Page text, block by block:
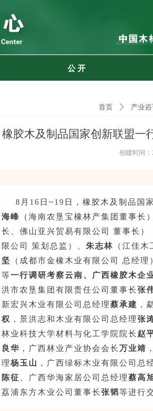
公 开
橡胶木及制品国家创新联盟一
8月16日~19日，橡胶木及制品国
海峰 （海南农垦宝橡林产集团董事长）
长、佛山亚兴贸易有限公司 董事长）
限公司 策划总监）、 朱志林 （江佳
坚 （成都市金橡木业有限公司 总经理
等一行调研考察云南、广西橡胶木企
洪市农垦集团有限责任公司董事长张
新宏兴木业有限公司总经理蔡承建 ，
权 ，景洪志和木业有限公司总经理张
林业科技大学材料与化工学院院长 赵
良华 ，广西林业产业协会会长万业靖
理杨玉山 ，广西绿标木业有限公司总
陈征 、广西华海家居公司总经理蔡高
荔浦东方木业公司董事长张韬等进行
首页 ꄲ 产业咨
创建时间：